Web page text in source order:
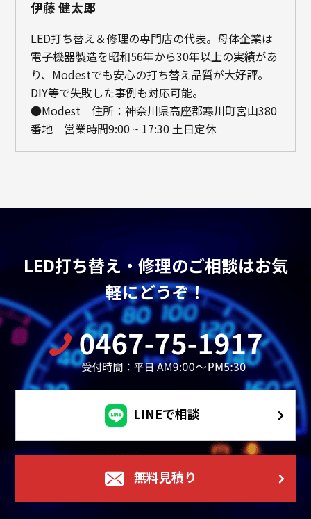
伊藤 健太郎
LED打ち替え＆修理の専門店の代表。母体企業は
電子機器製造を昭和56年から30年以上の実績があ
り、Modestでも安心の打ち替え品質が大好評。
DIY等で失敗した事例も対応可能。
●Modest 住所：神奈川県高座郡寒川町宮山380
番地 営業時間9:00 ~ 17:30 土日定休
LED打ち替え・修理のご相談はお気
軽にどうぞ！
LINEで相談
無料見積り